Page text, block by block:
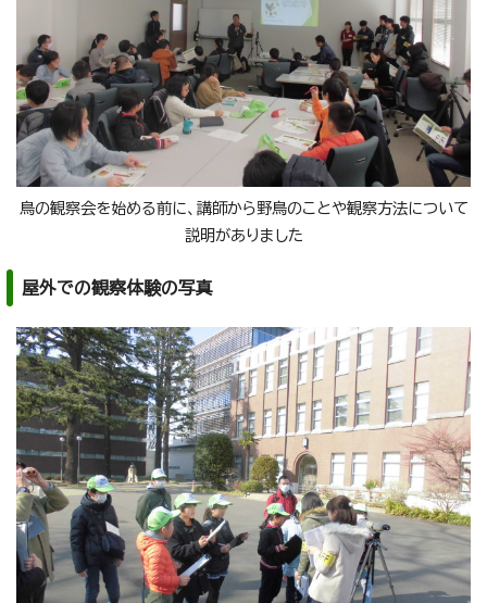
鳥の観察会を始める前に、講師から野鳥のことや観察方法について
説明がありました
屋外での観察体験の写真